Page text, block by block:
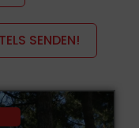
SENDEN!